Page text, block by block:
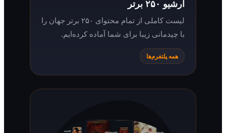
لیست کاملی از تمام محتوای ۲۵۰ برتر جهان را
با چیدمانی زیبا برای شما آماده کرده‌ایم.
همه پلتفرم‌ها